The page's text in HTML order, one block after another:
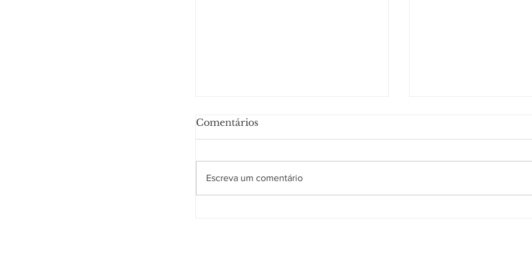
Comentários
Escreva um comentário